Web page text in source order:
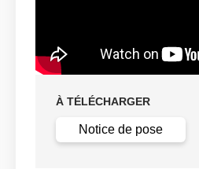
Type De Pose
Dépose
À TÉLÉCHARGER
Notice de pose